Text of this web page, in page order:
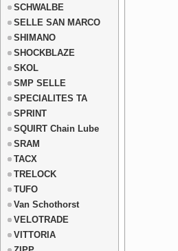
SCHWALBE
SELLE SAN MARCO
SHIMANO
SHOCKBLAZE
SKOL
SMP SELLE
SPECIALITES TA
SPRINT
SQUIRT Chain Lube
SRAM
TACX
TRELOCK
TUFO
Van Schothorst
VELOTRADE
VITTORIA